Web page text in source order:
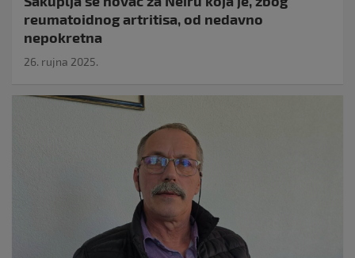
reumatoidnog artritisa, od nedavno
nepokretna
26. rujna 2025.